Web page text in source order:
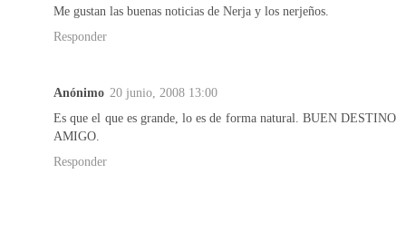
Me gustan las buenas noticias de Nerja y los nerjeños.
Responder
Anónimo 20 junio, 2008 13:00
Es que el que es grande, lo es de forma natural. BUEN DESTINO
AMIGO.
Responder